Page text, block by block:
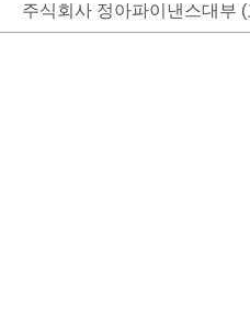
주식회사 정아파이낸스대부